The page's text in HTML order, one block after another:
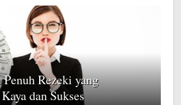
Rezeki yang
dan Sukses